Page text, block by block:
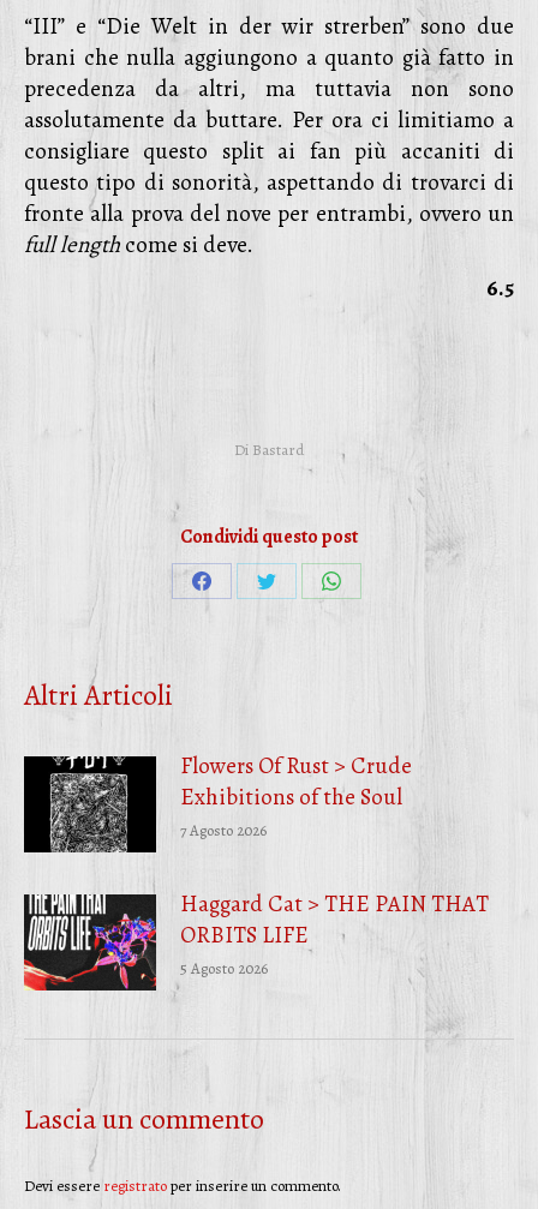
“III” e “Die Welt in der wir strerben” sono due
brani che nulla aggiungono a quanto già fatto in
precedenza da altri, ma tuttavia non sono
assolutamente da buttare. Per ora ci limitiamo a
consigliare questo split ai fan più accaniti di
questo tipo di sonorità, aspettando di trovarci di
fronte alla prova del nove per entrambi, ovvero un
full lengthcome si deve.
6.5
Di Bastard
Condividi questo post
CondividiCondividiCondividi
Altri Articoli
Flowers Of Rust > Crude
Exhibitions of the Soul
7 Agosto 2026
Haggard Cat > THE PAIN THAT
ORBITS LIFE
5 Agosto 2026
Lascia un commento
Devi essere registratoper inserire un commento.